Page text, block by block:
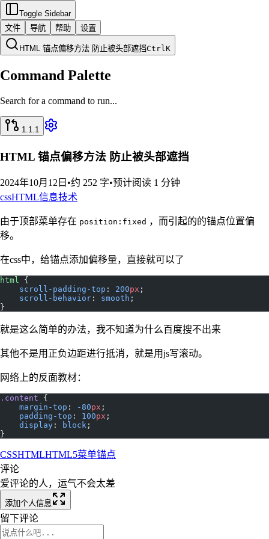
Toggle Sidebar
文件
导航 帮助 设置
HTML 锚点偏移方法 防止被头部遮挡CtrlK
Command Palette
Search for a command to run...
1.1.1
HTML 锚点偏移方法 防止被头部遮挡
2024年10月12日 •约 252 字•预计阅读 1 分钟
cssHTML信息技术
由于顶部菜单存在 position:fixed ，而引起的的锚点位置偏
移。
在css中，给锚点添加偏移量，直接就可以了
html {
    scroll-padding-top
: 200px ;
    scroll-behavior
: smooth ;
}
就是这么简单的办法，我不知道为什么百度搜不出来
其他不是用正负边距进行抵消，就是用js写滚动。
网络上的反面教材：
.content {
    margin-top
: -80px ;
    padding-top
: 100px ;
    display
: block ;
}
CSSHTMLHTML5菜单锚点
评论
爱评论的人，运气不会太差
添加个人信息
留下评论